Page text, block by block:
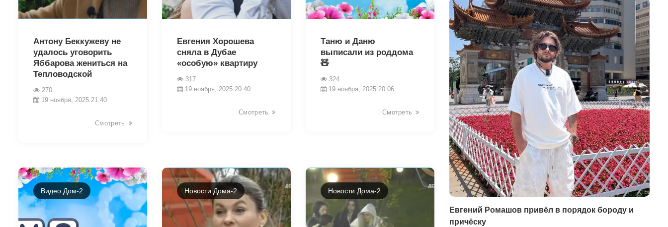
Антону Беккужеву не
удалось уговорить
Яббарова жениться на
Тепловодской
270
19 ноября, 2025 21:40
Смотреть
Евгения Хорошева
сняла в Дубае
«особую» квартиру
317
19 ноября, 2025 20:40
Смотреть
Таню и Даню
выписали из роддома
🧸
324
19 ноября, 2025 20:06
Смотреть
Видео Дом-2 Новости Дома-2 Новости Дома-2
Евгений Ромашов привёл в порядок бороду и
причёску